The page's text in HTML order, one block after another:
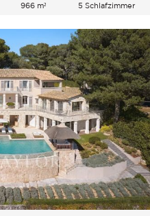
966 m² 5 Schlafzimmer